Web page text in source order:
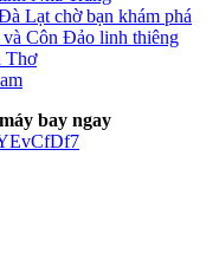
Lạt chờ bạn khám phá
Côn Đảo linh thiêng
Thơ
bay ngay